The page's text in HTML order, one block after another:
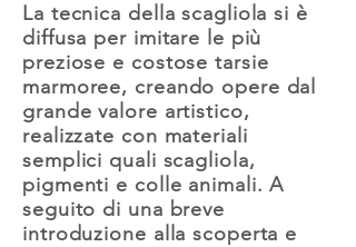
La tecnica della scagliola si è
diffusa per imitare le più
preziose e costose tarsie
marmoree, creando opere dal
grande valore artistico,
realizzate con materiali
semplici quali scagliola,
pigmenti e colle animali. A
seguito di una breve
introduzione alla scoperta e